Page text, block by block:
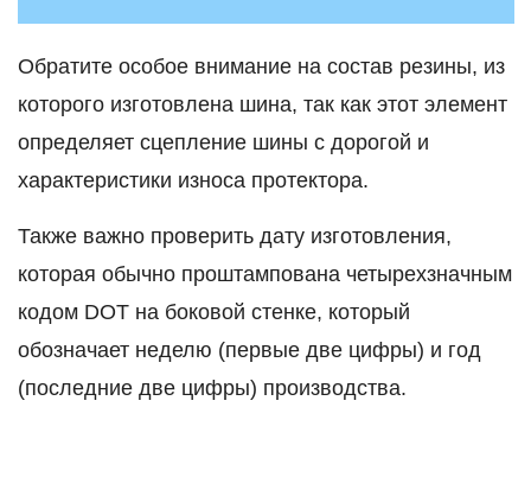
Обратите особое внимание на состав резины, из
которого изготовлена ​​шина, так как этот элемент
определяет сцепление шины с дорогой и
характеристики износа протектора.
Также важно проверить дату изготовления,
которая обычно проштампована четырехзначным
кодом DOT на боковой стенке, который
обозначает неделю (первые две цифры) и год
(последние две цифры) производства.